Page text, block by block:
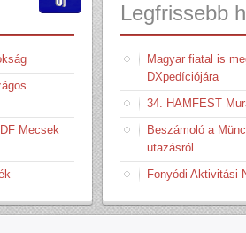
Mecsek
Legfrissebb
Magyar fiatal is
DXpedíciójára
34. HAMFEST
Beszámoló a
utazásról
Fonyódi Aktivitási